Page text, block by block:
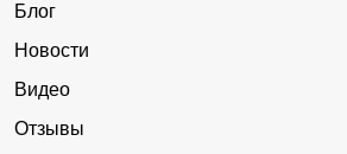
Блог
Новости
Видео
Отзывы